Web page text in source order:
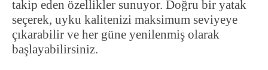
takip eden özellikler sunuyor. Doğru bir yatak
seçerek, uyku kalitenizi maksimum seviyeye
çıkarabilir ve her güne yenilenmiş olarak
başlayabilirsiniz.